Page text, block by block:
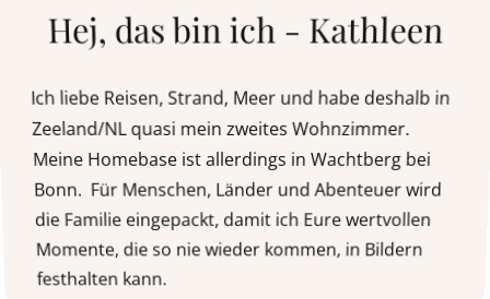
Hej, das bin ich - Kathleen
Ich liebe Reisen, Strand, Meer und habe deshalb in
Zeeland/NL quasi mein zweites Wohnzimmer.
Meine Homebase ist allerdings in Wachtberg bei
Bonn. Für Menschen, Länder und Abenteuer wird
die Familie eingepackt, damit ich Eure wertvollen
Momente, die so nie wieder kommen, in Bildern
festhalten kann.